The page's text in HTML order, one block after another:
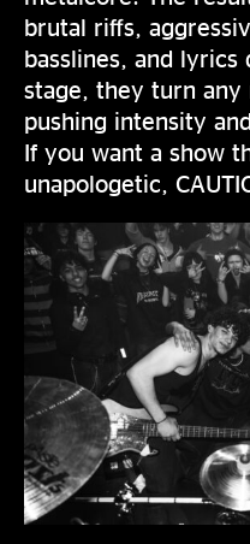
brutal riffs,
basslines, and lyrics
stage, they turn any
pushing intensity
If you want a show
unapologetic,